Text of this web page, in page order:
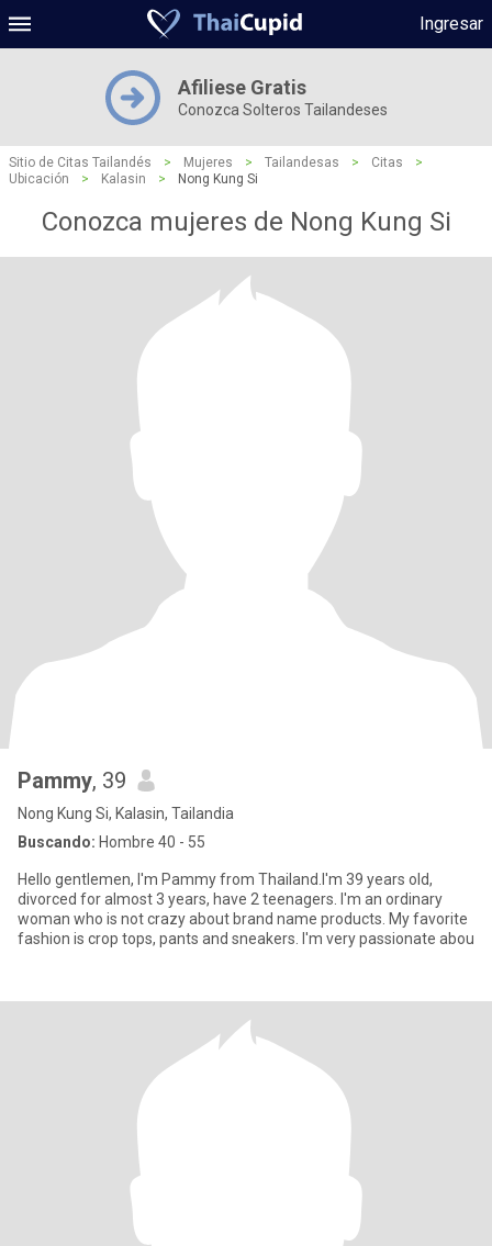
Ingresar
Afiliese Gratis
Conozca Solteros Tailandeses
Sitio de Citas Tailandés > Mujeres > Tailandesas > Citas
>
Ubicación
> Kalasin > Nong Kung Si
Conozca mujeres de Nong Kung Si
Pammy, 39
Nong Kung Si, Kalasin, Tailandia
Buscando: Hombre 40 - 55
Hello gentlemen, I'm Pammy from Thailand.I'm 39 years old,
divorced for almost 3 years, have 2 teenagers. I'm an ordinary
woman who is not crazy about brand name products. My favorite
fashion is crop tops, pants and sneakers. I'm very passionate abou